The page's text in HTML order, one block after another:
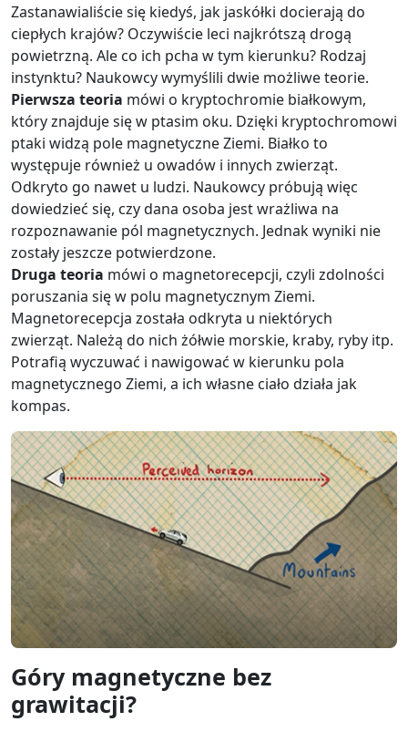
Zastanawialiście się kiedyś, jak jaskółki docierają do
ciepłych krajów? Oczywiście leci najkrótszą drogą
powietrzną. Ale co ich pcha w tym kierunku? Rodzaj
instynktu? Naukowcy wymyślili dwie możliwe teorie.
Pierwsza teoria mówi o kryptochromie białkowym,
który znajduje się w ptasim oku. Dzięki kryptochromowi
ptaki widzą pole magnetyczne Ziemi. Białko to
występuje również u owadów i innych zwierząt.
Odkryto go nawet u ludzi. Naukowcy próbują więc
dowiedzieć się, czy dana osoba jest wrażliwa na
rozpoznawanie pól magnetycznych. Jednak wyniki nie
zostały jeszcze potwierdzone.
Druga teoria mówi o magnetorecepcji, czyli zdolności
poruszania się w polu magnetycznym Ziemi.
Magnetorecepcja została odkryta u niektórych
zwierząt. Należą do nich żółwie morskie, kraby, ryby itp.
Potrafią wyczuwać i nawigować w kierunku pola
magnetycznego Ziemi, a ich własne ciało działa jak
kompas.
Góry magnetyczne bez
grawitacji?